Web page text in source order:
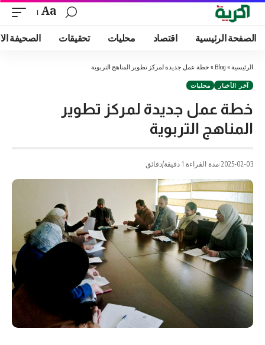
Aa
الصفحة الرئيسية اقتصاد محليات تحقيقات الصحيفة
الرئيسية »
Blog
» خطة عمل جديدة لمركز تطوير المناهج التربوية
آخر الأخبار محليات
خطة عمل جديدة لمركز تطوير
المناهج التربوية
2025-02-03 مدة القراءة 1 دقيقة/دقائق